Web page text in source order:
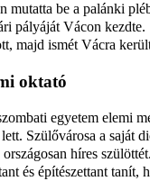
mutatta be a palánki
pályáját Vácon
majd ismét Vácra
oktató
egyetem elemi
Szülővárosa a saját
híres
és építészettant tanít,